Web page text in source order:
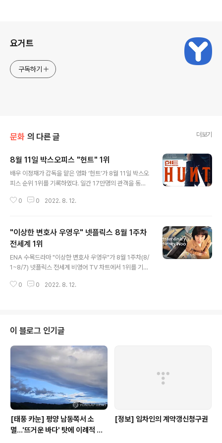
요거트
구독하기
문화 의 다른 글 더보기
8월 11일 박스오피스 "헌트" 1위
배우 이정재가 감독을 맡은 영화 ‘헌트’가 8월 11일 박스오
피스 순위 1위를 기록하였다. 일간 17만명의 관객을 동원
치열하게 경쟁 중이다. ‘헌트’는 이정재의 감독 데뷔작으로
정재, 정우성, 전혜진 주연이다. 한편 영화 '한산:용의 출
현'은 관객 500만명을 돌파한 후 손익분기점 600만명을
향해 달리는 중이다. ‘범죄도시(1269만 명)’, ‘탑건:매버
릭’(752만 명), ‘닥터 스트레인지:대혼돈의 멀티버스’(58
8만 명)에 이어 올해 4번 째로 관객 500만명을 돌파하였
다.
0 0 2022. 8. 12.
"이상한 변호사 우영우" 넷플릭스 8월 1주차
전세계 1위
ENA 수목드라마 "이상한 변호사 우영우"가 8월 1주차(8/
1~8/7) 넷플릭스 전세계 비영어 TV 차트에서 1위를 기록
LBA:시즌1에 잠시 1위를 내어준 뒤, 2주 연속 다시 1위를
국, 베트남, 인도네시아, 말레이시아, 필리핀 등지에서 모두
1위를 기록하는 등 아시아권을 중심으로 선풍적인 인기를
끌고 있다. 일본 대만 홍콩 태국 베트남 인도네시아 말레이
0 0 2022. 8. 12.
이 블로그 인기글
[태풍 카눈] 평양 남동쪽서 소
멸…'뜨거운 바다' 탓에 이례적 긴
[정보] 임차인의 계약갱신청구권